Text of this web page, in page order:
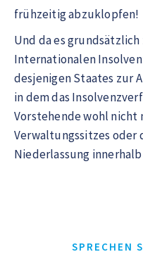
frühzeitig abzuklopfen!
Und da es
Internationalen
desjenigen Staates zur
in dem das
Vorstehende wohl nicht
Verwaltungssitzes oder
Niederlassung innerhalb
SPRECHEN